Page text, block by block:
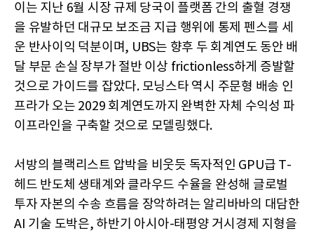
이는 지난 6월 시장 규제 당국이 플랫폼 간의 출혈 경쟁
을 유발하던 대규모 보조금 지급 행위에 통제 펜스를 세
운 반사이익 덕분이며, UBS는 향후 두 회계연도 동안 배
달 부문 손실 장부가 절반 이상 frictionless하게 증발할
것으로 가이드를 잡았다. 모닝스타 역시 주문형 배송 인
프라가 오는 2029 회계연도까지 완벽한 자체 수익성 파
이프라인을 구축할 것으로 모델링했다.
서방의 블랙리스트 압박을 비웃듯 독자적인 GPU급 T-
헤드 반도체 생태계와 클라우드 수율을 완성해 글로벌
투자 자본의 수송 흐름을 장악하려는 알리바바의 대담한
AI 기술 도박은, 하반기 아시아-태평양 거시경제 지형을